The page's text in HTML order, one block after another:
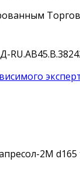
2М d165 t